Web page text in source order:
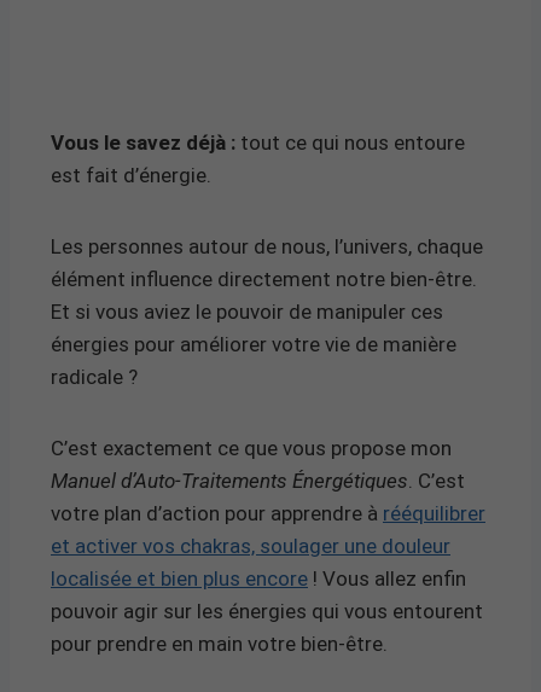
Vous le savez déjà : tout ce qui nous entoure
est fait d’énergie.
Les personnes autour de nous, l’univers, chaque
élément influence directement notre bien-être.
Et si vous aviez le pouvoir de manipuler ces
énergies pour améliorer votre vie de manière
radicale ?
C’est exactement ce que vous propose mon
Manuel d’Auto-Traitements Énergétiques . C’est
votre plan d’action pour apprendre à rééquilibrer
et activer vos chakras, soulager une douleur
localisée et bien plus encore ! Vous allez enfin
pouvoir agir sur les énergies qui vous entourent
pour prendre en main votre bien-être.